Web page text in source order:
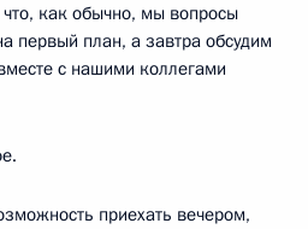
как обычно, мы вопросы
первый план, а завтра обсудим
с нашими коллегами
приехать вечером,